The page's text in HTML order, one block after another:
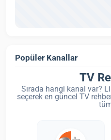
Popüler Kanallar
TV
Sırada hangi kanal var?
seçerek en güncel TV